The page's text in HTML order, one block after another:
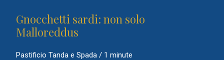
Gnocchetti sardi: non solo
Malloreddus
Pastificio Tanda e Spada / 1 minute